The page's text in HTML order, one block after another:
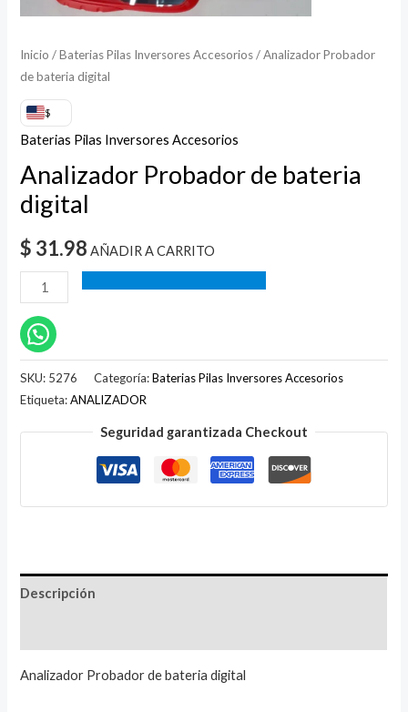
Inicio /Baterias Pilas Inversores Accesorios/ Analizador Probador
de bateria digital
$
Baterias Pilas Inversores Accesorios
Analizador Probador de bateria
digital
$ 31.98 AÑADIR A CARRITO
SKU: 5276 Categoría:Baterias Pilas Inversores Accesorios
Etiqueta:ANALIZADOR
Seguridad garantizada Checkout
Descripción
Analizador Probador de bateria digital